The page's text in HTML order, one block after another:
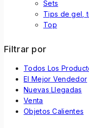
Sets
Tips de gel,
Top
Filtrar por
Todos Los
El Mejor Vendedor
Nuevas Llegadas
Venta
Objetos Calientes